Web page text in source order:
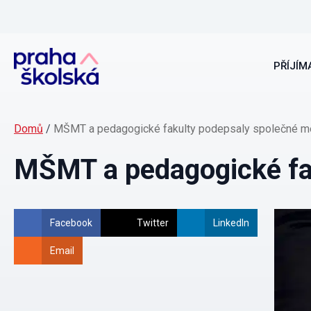
Domů / MŠMT a pedagogické fakulty podepsaly společné
MŠMT a pedagogické
Facebook Twitter LinkedIn
Email